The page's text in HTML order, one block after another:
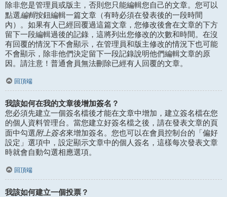
除非您是管理員或版主，否則您只能編輯您自己的文章。您可以
點選編輯按鈕編輯一篇文章（有時必須在發表後的一段時間
內）。如果有人已經回覆過這篇文章，您修改後會在文章的下方
留下一段編輯過後的記錄，這將列出您修改的次數和時間。在沒
有回覆的情況下不會顯示，在管理員和版主修改的情況下也可能
不會顯示，除非他們決定留下一段記錄說明他們編輯文章的原
因。請注意！普通會員無法刪除已經有人回覆的文章。
回頂端
我該如何在我的文章後增加簽名？
您必須先建立一個簽名檔後才能在文章中增加，建立簽名檔在您
的個人資料管理台。當您建立好簽名檔之後，請在發表文章的頁
面中勾選附上簽名來增加簽名。您也可以在會員控制台的「偏好
設定」選項中，設定顯示文章中的個人簽名，這樣每次發表文章
時就會自動勾選相應選項。
回頂端
我該如何建立一個投票？